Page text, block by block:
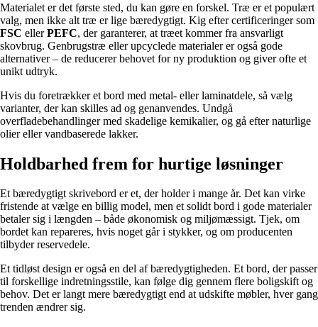
Materialet er det første sted, du kan gøre en forskel. Træ er et populært
valg, men ikke alt træ er lige bæredygtigt. Kig efter certificeringer som
FSC ellerPEFC, der garanterer, at træet kommer fra ansvarligt
skovbrug. Genbrugstræ eller upcyclede materialer er også gode
alternativer – de reducerer behovet for ny produktion og giver ofte et
unikt udtryk.
Hvis du foretrækker et bord med metal- eller laminatdele, så vælg
varianter, der kan skilles ad og genanvendes. Undgå
overfladebehandlinger med skadelige kemikalier, og gå efter naturlige
olier eller vandbaserede lakker.
Holdbarhed frem for hurtige løsninger
Et bæredygtigt skrivebord er et, der holder i mange år. Det kan virke
fristende at vælge en billig model, men et solidt bord i gode materialer
betaler sig i længden – både økonomisk og miljømæssigt. Tjek, om
bordet kan repareres, hvis noget går i stykker, og om producenten
tilbyder reservedele.
Et tidløst design er også en del af bæredygtigheden. Et bord, der passer
til forskellige indretningsstile, kan følge dig gennem flere boligskift og
behov. Det er langt mere bæredygtigt end at udskifte møbler, hver gang
trenden ændrer sig.